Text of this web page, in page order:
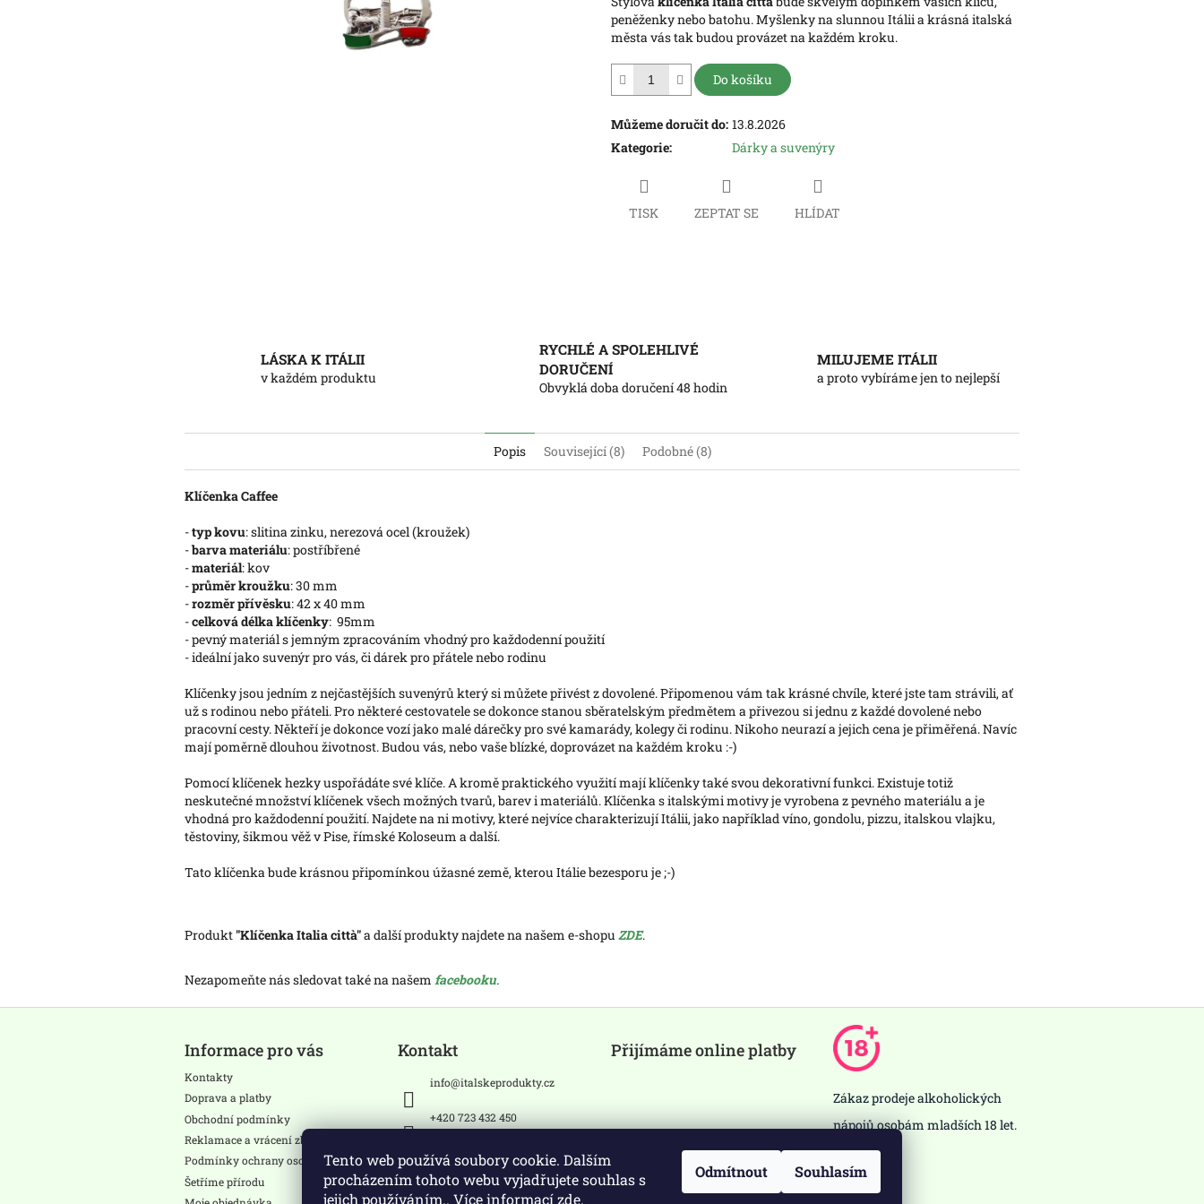
Tento web používá soubory cookie. Dalším
procházením tohoto webu vyjadřujete souhlas s
jejich používáním.. Více informacízde.
Odmítnout Souhlasím
peněženky nebo batohu. Myšlenky na slunnou Itálii a krásná italská
města vás tak budou provázet na každém kroku.
Do košíku
Můžeme doručit do: 13.8.2026
Kategorie: Dárky a suvenýry
TISK ZEPTAT SE HLÍDAT
LÁSKA K ITÁLII
v každém produktu
RYCHLÉ A SPOLEHLIVÉ
DORUČENÍ
Obvyklá doba doručení 48 hodin
MILUJEME ITÁLII
a proto vybíráme jen to nejlepší
Popis Související (8) Podobné (8)
Klíčenka Caffee
-typ kovu: slitina zinku, nerezová ocel (kroužek)
-barva materiálu: postříbřené
-materiál: kov
-průměr kroužku: 30 mm
-rozměr přívěsku: 42 x 40 mm
-celková délka klíčenky: 95mm
- pevný materiál s jemným zpracováním vhodný pro každodenní použití
- ideální jako suvenýr pro vás, či dárek pro přátele nebo rodinu
Klíčenky jsou jedním z nejčastějších suvenýrů který si můžete přivést z dovolené. Připomenou vám tak krásné chvíle, které jste tam strávili, ať
už s rodinou nebo přáteli. Pro některé cestovatele se dokonce stanou sběratelským předmětem a přivezou si jednu z každé dovolené nebo
pracovní cesty. Někteří je dokonce vozí jako malé dárečky pro své kamarády, kolegy či rodinu. Nikoho neurazí a jejich cena je přiměřená. Navíc
mají poměrně dlouhou životnost. Budou vás, nebo vaše blízké, doprovázet na každém kroku :-)
Pomocí klíčenek hezky uspořádáte své klíče. A kromě praktického využití mají klíčenky také svou dekorativní funkci. Existuje totiž
neskutečné množství klíčenek všech možných tvarů, barev i materiálů. Klíčenka s italskými motivy je vyrobena z pevného materiálu a je
vhodná pro každodenní použití. Najdete na ni motivy, které nejvíce charakterizují Itálii, jako například víno, gondolu, pizzu, italskou vlajku,
těstoviny, šikmou věž v Pise, římské Koloseum a další.
Tato klíčenka bude krásnou připomínkou úžasné země, kterou Itálie bezesporu je ;-)
Produkt "Klíčenka Italia città"a další produkty najdete na našem e-shopu ZDE.
Nezapomeňte nás sledovat také na našem facebooku.
Informace pro vás
Kontakty
Doprava a platby
Obchodní podmínky
Reklamace a vrácení zboží
Podmínky ochrany osobních údajů
Šetříme přírodu
Kontakt
info@italskeprodukty.cz
+420 723 432 450
Sledujte nás na Facebooku
Přijímáme online platby
Zákaz prodeje alkoholických
nápojů osobám mladších 18 let.